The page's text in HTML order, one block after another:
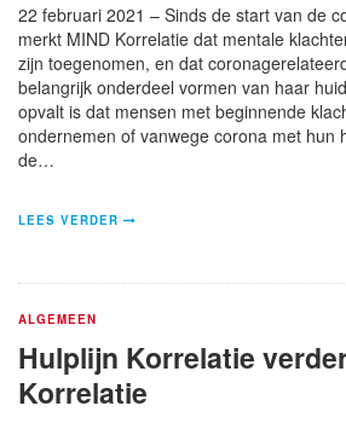
22 februari 2021 – Sinds de start van de
merkt MIND Korrelatie dat mentale
zijn toegenomen, en dat
belangrijk onderdeel vormen van haar
opvalt is dat mensen met beginnende
ondernemen of vanwege corona met hun
de…
LEES VERDER
ALGEMEEN
Hulplijn Korrelatie
Korrelatie